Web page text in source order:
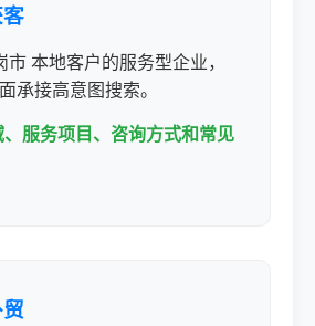
市 本地客户的服务型企业，
承接高意图搜索。
服务项目、咨询方式和常见